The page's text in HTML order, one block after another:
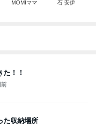
MOMIママ 石 安伊
！！
た収納場所